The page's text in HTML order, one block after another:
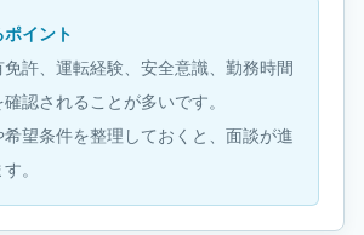
イント
許、運転経験、安全意識、勤務時間
認されることが多いです。
望条件を整理しておくと、面談が進
。